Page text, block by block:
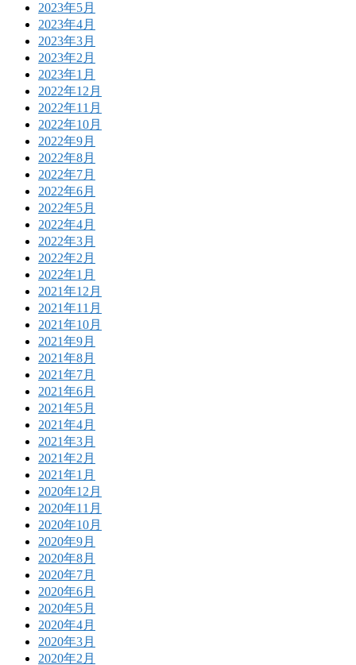
2023年5月
2023年4月
2023年3月
2023年2月
2023年1月
2022年12月
2022年11月
2022年10月
2022年9月
2022年8月
2022年7月
2022年6月
2022年5月
2022年4月
2022年3月
2022年2月
2022年1月
2021年12月
2021年11月
2021年10月
2021年9月
2021年8月
2021年7月
2021年6月
2021年5月
2021年4月
2021年3月
2021年2月
2021年1月
2020年12月
2020年11月
2020年10月
2020年9月
2020年8月
2020年7月
2020年6月
2020年5月
2020年4月
2020年3月
2020年2月